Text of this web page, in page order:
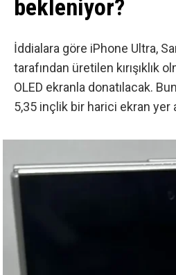
bekleniyor?
İddialara göre iPhone Ultra,
tarafından üretilen kırışıklık
OLED ekranla donatılacak.
5,35 inçlik bir harici ekran yer